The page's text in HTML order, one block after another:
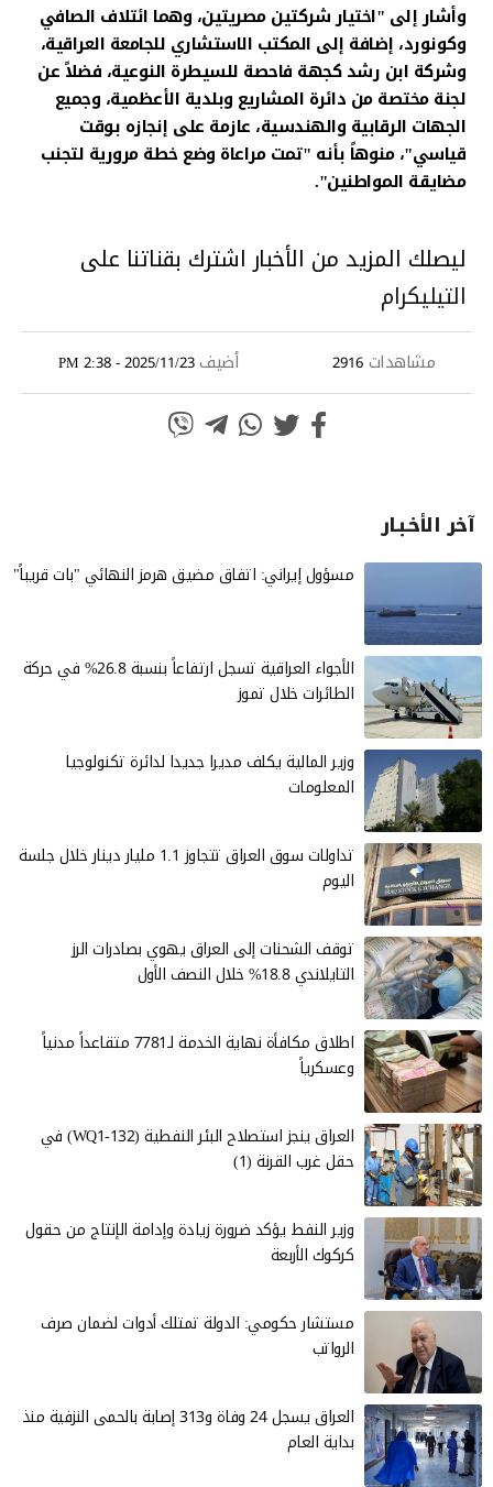
وأشار إلى "اختيار شركتين مصريتين، وهما ائتلاف الصافي
وكونورد، إضافة إلى المكتب الاستشاري للجامعة العراقية،
وشركة ابن رشد كجهة فاحصة للسيطرة النوعية، فضلاً عن
لجنة مختصة من دائرة المشاريع وبلدية الأعظمية، وجميع
الجهات الرقابية والهندسية، عازمة على إنجازه بوقت
قياسي"، منوهاً بأنه "تمت مراعاة وضع خطة مرورية لتجنب
مضايقة المواطنين".
ليصلك المزيد من الأخبار اشترك بقناتنا على
التيليكرام
مشاهدات 2916 أضيف2025/11/23 - 2:38 PM
آخر الأخـبـار
مسؤول إيراني: اتفاق مضيق هرمز النهائي "بات قريباً"
الأجواء العراقية تسجل ارتفاعاً بنسبة 26.8% في حركة
الطائرات خلال تموز
وزير المالية يكلف مديرا جديدا لدائرة تكنولوجيا
المعلومات
تداولات سوق العراق تتجاوز 1.1 مليار دينار خلال جلسة
اليوم
توقف الشحنات إلى العراق يهوي بصادرات الرز
التايلاندي 18.8% خلال النصف الأول
اطلاق مكافأة نهاية الخدمة لـ7781 متقاعداً مدنياً
وعسكرياً
العراق ينجز استصلاح البئر النفطية (WQ1-132) في
حقل غرب القرنة (1)
وزير النفط يؤكد ضرورة زيادة وإدامة الإنتاج من حقول
كركوك الأربعة
مستشار حكومي: الدولة تمتلك أدوات لضمان صرف
الرواتب
العراق يسجل 24 وفاة و313 إصابة بالحمى النزفية منذ
بداية العام